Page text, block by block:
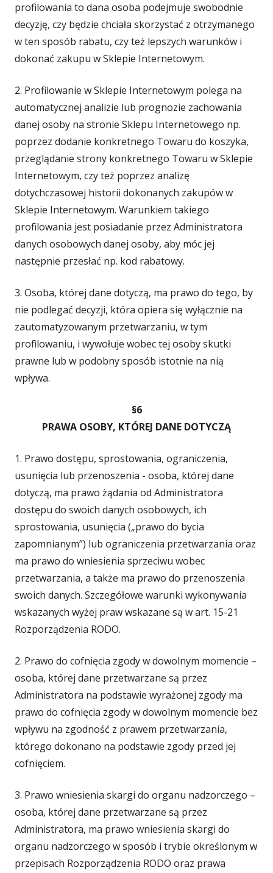
profilowania to dana osoba podejmuje swobodnie
decyzję, czy będzie chciała skorzystać z otrzymanego
w ten sposób rabatu, czy też lepszych warunków i
dokonać zakupu w Sklepie Internetowym.
2. Profilowanie w Sklepie Internetowym polega na
automatycznej analizie lub prognozie zachowania
danej osoby na stronie Sklepu Internetowego np.
poprzez dodanie konkretnego Towaru do koszyka,
przeglądanie strony konkretnego Towaru w Sklepie
Internetowym, czy też poprzez analizę
dotychczasowej historii dokonanych zakupów w
Sklepie Internetowym. Warunkiem takiego
profilowania jest posiadanie przez Administratora
danych osobowych danej osoby, aby móc jej
następnie przesłać np. kod rabatowy.
3. Osoba, której dane dotyczą, ma prawo do tego, by
nie podlegać decyzji, która opiera się wyłącznie na
zautomatyzowanym przetwarzaniu, w tym
profilowaniu, i wywołuje wobec tej osoby skutki
prawne lub w podobny sposób istotnie na nią
wpływa.
§6
PRAWA OSOBY, KTÓREJ DANE DOTYCZĄ
1. Prawo dostępu, sprostowania, ograniczenia,
usunięcia lub przenoszenia - osoba, której dane
dotyczą, ma prawo żądania od Administratora
dostępu do swoich danych osobowych, ich
sprostowania, usunięcia („prawo do bycia
zapomnianym”) lub ograniczenia przetwarzania oraz
ma prawo do wniesienia sprzeciwu wobec
przetwarzania, a także ma prawo do przenoszenia
swoich danych. Szczegółowe warunki wykonywania
wskazanych wyżej praw wskazane są w art. 15-21
Rozporządzenia RODO.
2. Prawo do cofnięcia zgody w dowolnym momencie –
osoba, której dane przetwarzane są przez
Administratora na podstawie wyrażonej zgody ma
prawo do cofnięcia zgody w dowolnym momencie bez
wpływu na zgodność z prawem przetwarzania,
którego dokonano na podstawie zgody przed jej
cofnięciem.
3. Prawo wniesienia skargi do organu nadzorczego –
osoba, której dane przetwarzane są przez
Administratora, ma prawo wniesienia skargi do
organu nadzorczego w sposób i trybie określonym w
przepisach Rozporządzenia RODO oraz prawa